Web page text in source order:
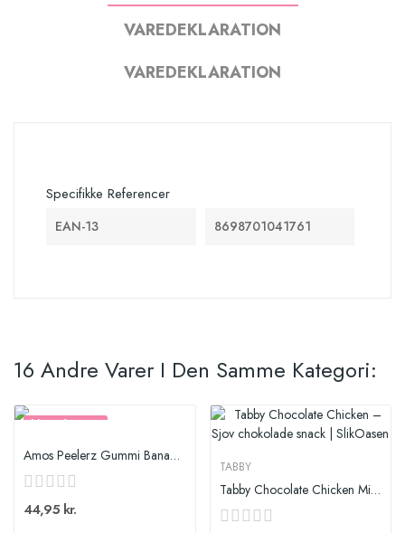
VAREDEKLARATION
VAREDEKLARATION
Specifikke Referencer
EAN-13 8698701041761
16 Andre Varer I Den Samme Kategori:
Ikke På Lager
Amos Peelerz Gummi Banan 120g
44,95 kr.
TABBY
Tabby Chocolate Chicken Milk Filled